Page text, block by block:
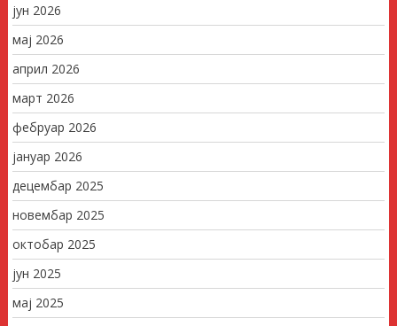
јун 2026
мај 2026
април 2026
март 2026
фебруар 2026
јануар 2026
децембар 2025
новембар 2025
октобар 2025
јун 2025
мај 2025